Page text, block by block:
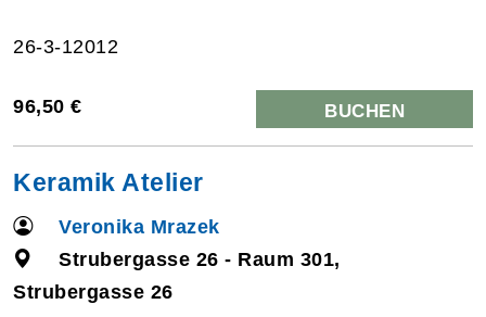
26-3-12012
96,50 € BUCHEN
Keramik Atelier
Veronika Mrazek
Strubergasse 26 - Raum 301,
Strubergasse 26